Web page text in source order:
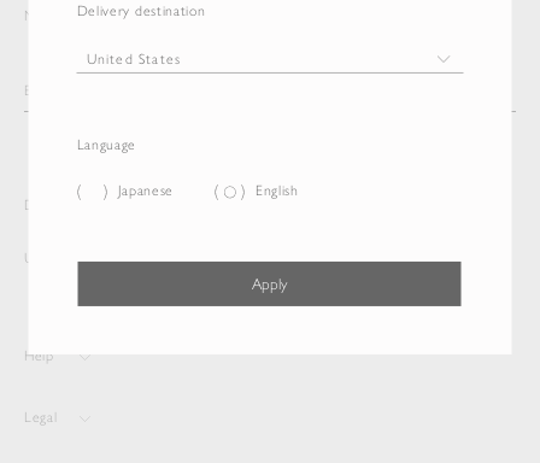
Delivery destination
Language
Japanese English
Apply
Newsletter
Delivery destination and Language
United States English
Help
Legal